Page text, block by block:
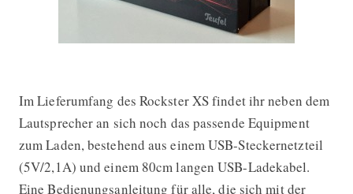
Im Lieferumfang des Rockster XS findet ihr neben dem
Lautsprecher an sich noch das passende Equipment
zum Laden, bestehend aus einem USB-Steckernetzteil
(5V/2,1A) und einem 80cm langen USB-Ladekabel.
Eine Bedienungsanleitung für alle, die sich mit der